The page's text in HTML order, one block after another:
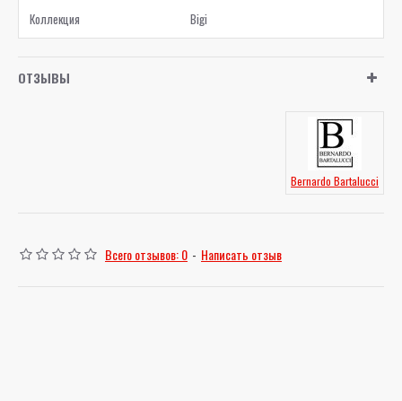
Коллекция Bigi
ОТЗЫВЫ
Bernardo Bartalucci
Всего отзывов: 0 - Написать отзыв